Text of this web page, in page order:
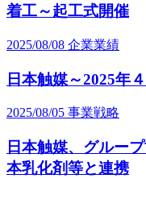
着工～起工式開催
2025/08/08 企業業績
日本触媒～2025年
2025/08/05 事業戦略
日本触媒、グルー
本乳化剤等と連携